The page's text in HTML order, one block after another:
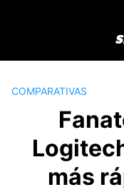
COMPARATIVAS
más